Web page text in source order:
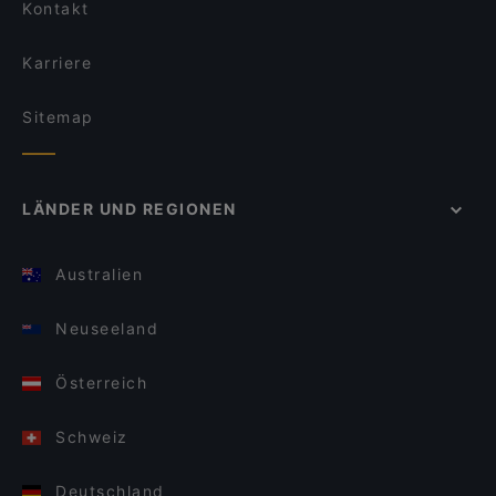
Kontakt
Karriere
Sitemap
LÄNDER UND REGIONEN
Australien
Neuseeland
Österreich
Schweiz
Deutschland